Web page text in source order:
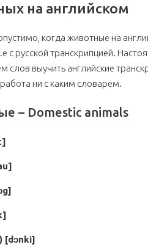
на английском
когда животные на
с русской транскрипцией.
слов выучить английские
ни с каким словарем.
– Domestic animals
[dɔnki]